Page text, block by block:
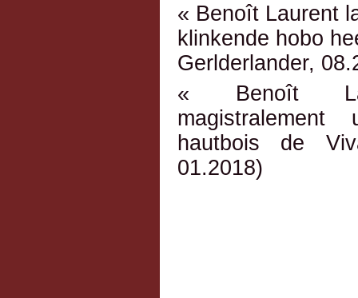
« Benoît Laurent
klinkende hobo
Gerlderlander,
« Benoît
hautbois de
01.2018)